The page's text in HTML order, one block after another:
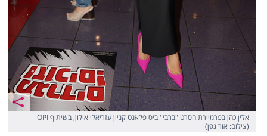
אלין כהן בפרמיירת הסרט "ברבי" ביס פלאנט קניון עזריאלי אילון, בשיתוף OPI
(צילום: אור גפן)